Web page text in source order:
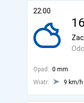
22:00
Opad: 0 mm
Wiatr:
9 km/h